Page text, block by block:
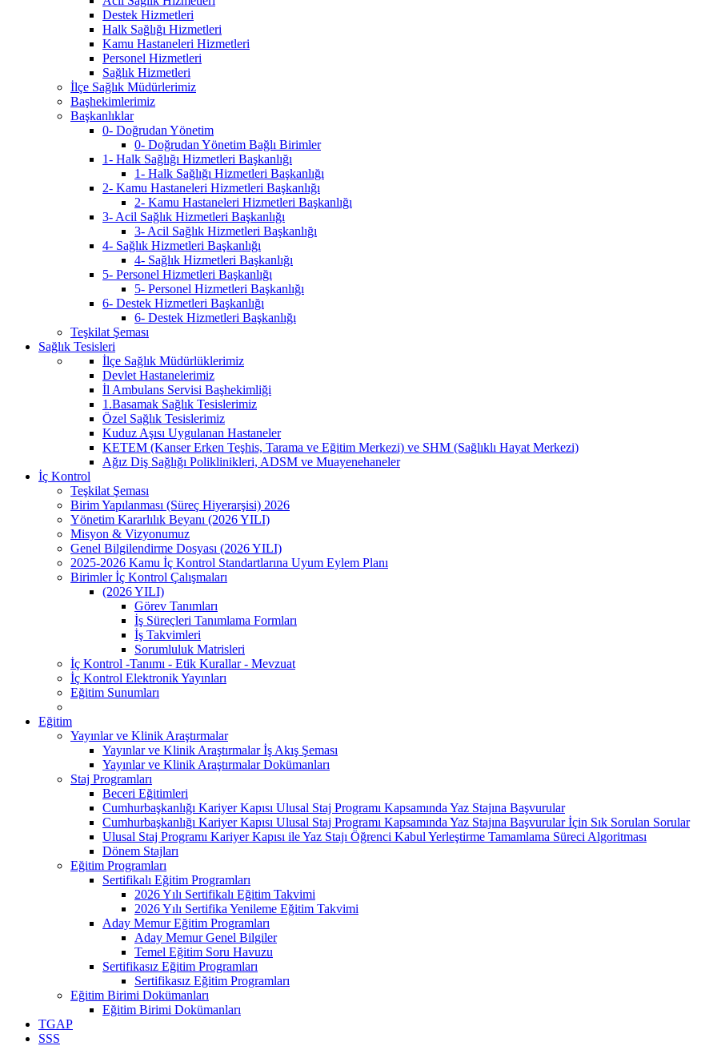
Destek Hizmetleri
Halk Sağlığı Hizmetleri
Kamu Hastaneleri Hizmetleri
Personel Hizmetleri
Sağlık Hizmetleri
İlçe Sağlık Müdürlerimiz
Başhekimlerimiz
Başkanlıklar
0- Doğrudan Yönetim
0- Doğrudan Yönetim Bağlı Birimler
1- Halk Sağlığı Hizmetleri Başkanlığı
1- Halk Sağlığı Hizmetleri Başkanlığı
2- Kamu Hastaneleri Hizmetleri Başkanlığı
2- Kamu Hastaneleri Hizmetleri Başkanlığı
3- Acil Sağlık Hizmetleri Başkanlığı
3- Acil Sağlık Hizmetleri Başkanlığı
4- Sağlık Hizmetleri Başkanlığı
4- Sağlık Hizmetleri Başkanlığı
5- Personel Hizmetleri Başkanlığı
5- Personel Hizmetleri Başkanlığı
6- Destek Hizmetleri Başkanlığı
6- Destek Hizmetleri Başkanlığı
Teşkilat Şeması
Sağlık Tesisleri
İlçe Sağlık Müdürlüklerimiz
Devlet Hastanelerimiz
İl Ambulans Servisi Başhekimliği
1.Basamak Sağlık Tesislerimiz
Özel Sağlık Tesislerimiz
Kuduz Aşısı Uygulanan Hastaneler
KETEM (Kanser Erken Teşhis, Tarama ve Eğitim Merkezi) ve SHM (Sağlıklı Hayat Merkezi)
Ağız Diş Sağlığı Poliklinikleri, ADSM ve Muayenehaneler
İç Kontrol
Teşkilat Şeması
Birim Yapılanması (Süreç Hiyerarşisi) 2026
Yönetim Kararlılık Beyanı (2026 YILI)
Misyon & Vizyonumuz
Genel Bilgilendirme Dosyası (2026 YILI)
2025-2026 Kamu İç Kontrol Standartlarına Uyum Eylem Planı
Birimler İç Kontrol Çalışmaları
(2026 YILI)
Görev Tanımları
İş Süreçleri Tanımlama Formları
İş Takvimleri
Sorumluluk Matrisleri
İç Kontrol -Tanımı - Etik Kurallar - Mevzuat
İç Kontrol Elektronik Yayınları
Eğitim Sunumları
Eğitim
Yayınlar ve Klinik Araştırmalar
Yayınlar ve Klinik Araştırmalar İş Akış Şeması
Yayınlar ve Klinik Araştırmalar Dokümanları
Staj Programları
Beceri Eğitimleri
Cumhurbaşkanlığı Kariyer Kapısı Ulusal Staj Programı Kapsamında Yaz Stajına Başvurular
Cumhurbaşkanlığı Kariyer Kapısı Ulusal Staj Programı Kapsamında Yaz Stajına Başvurular İçin Sık Sorulan Sorular
Ulusal Staj Programı Kariyer Kapısı ile Yaz Stajı Öğrenci Kabul Yerleştirme Tamamlama Süreci Algoritması
Dönem Stajları
Eğitim Programları
Sertifikalı Eğitim Programları
2026 Yılı Sertifikalı Eğitim Takvimi
2026 Yılı Sertifika Yenileme Eğitim Takvimi
Aday Memur Eğitim Programları
Aday Memur Genel Bilgiler
Temel Eğitim Soru Havuzu
Sertifikasız Eğitim Programları
Sertifikasız Eğitim Programları
Eğitim Birimi Dokümanları
Eğitim Birimi Dokümanları
TGAP
SSS